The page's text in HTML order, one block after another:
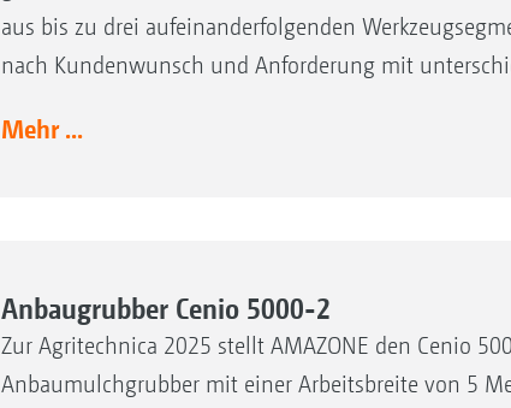
aus bis zu drei aufeinanderfolgenden
nach Kundenwunsch und Anforderung mit
Mehr ...
Anbaugrubber Cenio 5000-2
Zur Agritechnica 2025 stellt AMAZONE den Cenio
Anbaumulchgrubber mit einer Arbeitsbreite von 5